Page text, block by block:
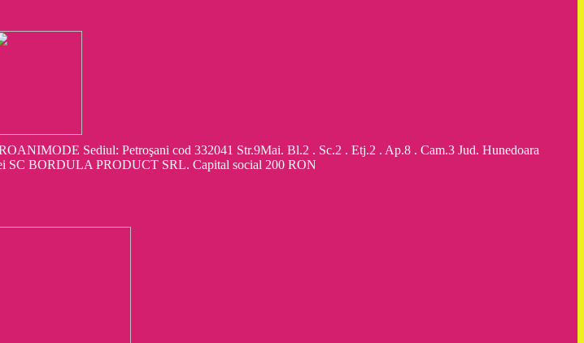
Sediul: Petroşani cod 332041 Str.9Mai. Bl.2 . Sc.2 . Etj.2 . Ap.8 . Cam.3 Jud. Hunedoara
SC BORDULA PRODUCT SRL. Capital social 200 RON